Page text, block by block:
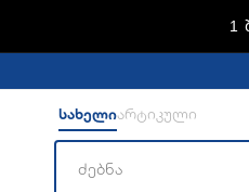
სახელიარტიკული